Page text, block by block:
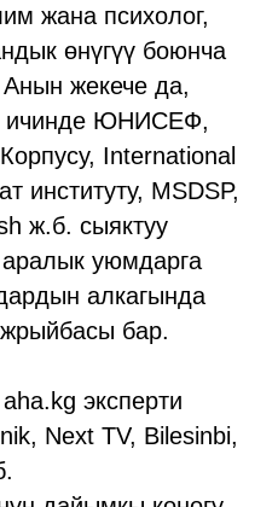
жана психолог,
өнүгүү боюнча
жекече да,
ичинде ЮНИСЕФ,
International
институту, MSDSP,
ж.б. сыяктуу
уюмдарга
алкагында
бар.
эксперти
Next TV, Bilesinbi,